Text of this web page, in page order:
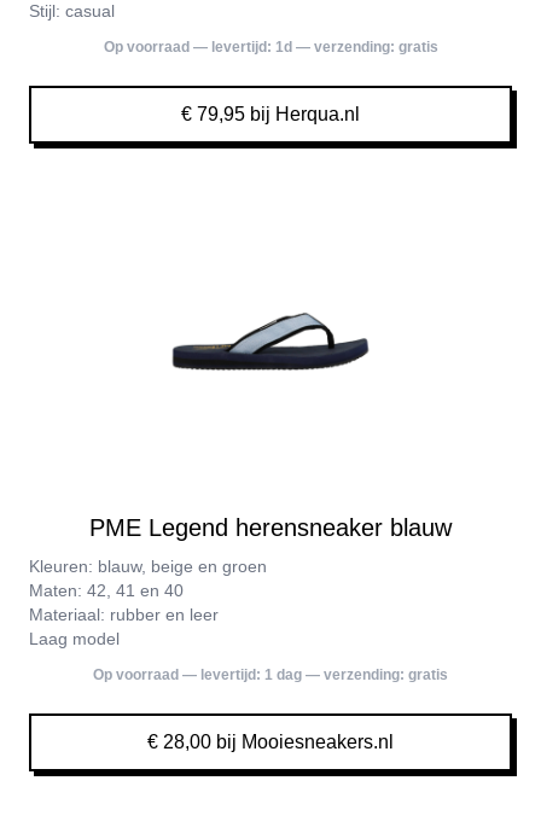
Stijl: casual
Op voorraad — levertijd: 1d — verzending: gratis
€ 79,95 bij Herqua.nl
PME Legend herensneaker blauw
Kleuren: blauw, beige en groen
Maten: 42, 41 en 40
Materiaal: rubber en leer
Laag model
Op voorraad — levertijd: 1 dag — verzending: gratis
€ 28,00 bij Mooiesneakers.nl